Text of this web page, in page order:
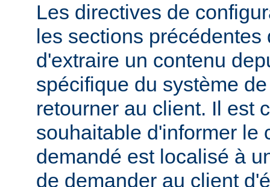
Les directives de
les sections précédentes
d'extraire un contenu
spécifique du système
retourner au client. Il est
souhaitable d'informer le
demandé est localisé à
de demander au client